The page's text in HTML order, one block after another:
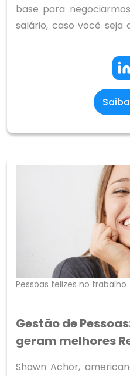
base para
salário, caso você seja
sonhos não seja o
Somos muito boas/bons
Pessoas felizes no trabalho
Gestão de
geram melhores
Shawn Achor,